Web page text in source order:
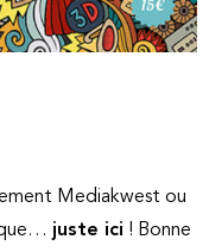
Mediakwest ou
juste ici ! Bonne